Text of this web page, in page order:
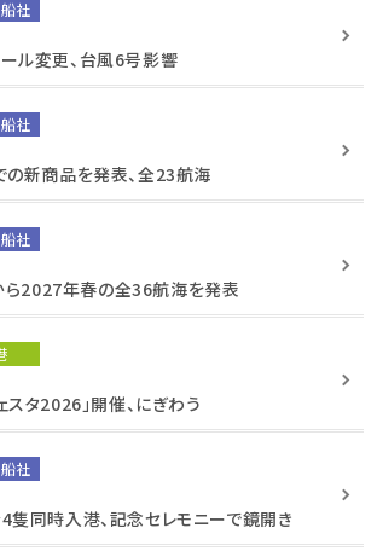
社
ル変更、台風6号影響
社
新商品を発表、全23航海
社
2027年春の全36航海を発表
タ2026」開催、にぎわう
社
隻同時入港、記念セレモニーで鏡開き